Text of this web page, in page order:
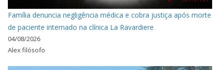
Família denuncia negligência médica e cobra justiça após morte
de paciente internado na clínica La Ravardiere
04/08/2026
Alex filósofo